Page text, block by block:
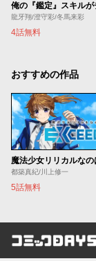
龍牙翔/澄守彩/冬馬来彩
4話無料
おすすめの作品
都築真紀/川上修一
5話無料
コミック